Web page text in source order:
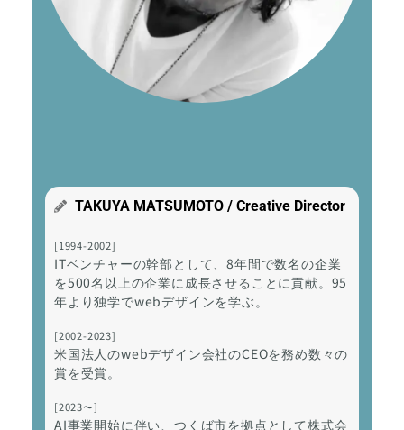
TAKUYA MATSUMOTO / Creative Director
[1994-2002]
ITベンチャーの幹部として、8年間で数名の企業
を500名以上の企業に成長させることに貢献。95
年より独学でwebデザインを学ぶ。
[2002-2023]
米国法人のwebデザイン会社のCEOを務め数々の
賞を受賞。
[2023〜]
AI事業開始に伴い、つくば市を拠点として株式会